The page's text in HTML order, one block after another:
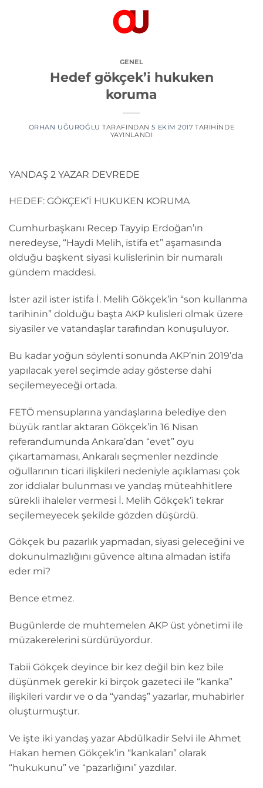
GENEL
Hedef gökçek’i hukuken
koruma
ORHAN UĞUROĞLU TARAFINDAN 5 EKIM 2017 TARIHINDE
YAYINLANDI
YANDAŞ 2 YAZAR DEVREDE
HEDEF: GÖKÇEK’İ HUKUKEN KORUMA
Cumhurbaşkanı Recep Tayyip Erdoğan’ın
neredeyse, “Haydi Melih, istifa et” aşamasında
olduğu başkent siyasi kulislerinin bir numaralı
gündem maddesi.
İster azil ister istifa İ. Melih Gökçek’in “son kullanma
tarihinin” dolduğu başta AKP kulisleri olmak üzere
siyasiler ve vatandaşlar tarafından konuşuluyor.
Bu kadar yoğun söylenti sonunda AKP’nin 2019’da
yapılacak yerel seçimde aday gösterse dahi
seçilemeyeceği ortada.
FETÖ mensuplarına yandaşlarına belediye den
büyük rantlar aktaran Gökçek’in 16 Nisan
referandumunda Ankara’dan “evet” oyu
çıkartamaması, Ankaralı seçmenler nezdinde
oğullarının ticari ilişkileri nedeniyle açıklaması çok
zor iddialar bulunması ve yandaş müteahhitlere
sürekli ihaleler vermesi İ. Melih Gökçek’i tekrar
seçilemeyecek şekilde gözden düşürdü.
Gökçek bu pazarlık yapmadan, siyasi geleceğini ve
dokunulmazlığını güvence altına almadan istifa
eder mi?
Bence etmez.
Bugünlerde de muhtemelen AKP üst yönetimi ile
müzakerelerini sürdürüyordur.
Tabii Gökçek deyince bir kez değil bin kez bile
düşünmek gerekir ki birçok gazeteci ile “kanka”
ilişkileri vardır ve o da “yandaş” yazarlar, muhabirler
oluşturmuştur.
Ve işte iki yandaş yazar Abdülkadir Selvi ile Ahmet
Hakan hemen Gökçek’in “kankaları” olarak
“hukukunu” ve “pazarlığını” yazdılar.